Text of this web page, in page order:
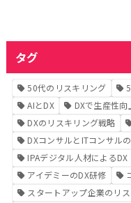
タグ
50代のリスキリング
AIとDX
DXで生産性向
DXのリスキリング戦略
DXコンサルとITコンサル
IPAデジタル人材によるDX
アイデミーのDX研修
スタートアップ企業のリ